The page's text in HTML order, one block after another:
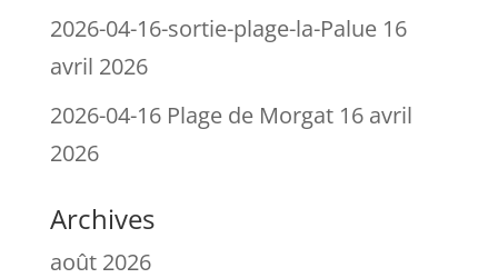
2026-04-16-sortie-plage-la-Palue 16
avril 2026
2026-04-16 Plage de Morgat 16 avril
2026
Archives
août 2026